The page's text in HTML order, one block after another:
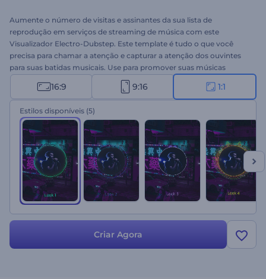
Aumente o número de visitas e assinantes da sua lista de
reprodução em serviços de streaming de música com este
Visualizador Electro-Dubstep. Este template é tudo o que você
precisa para chamar a atenção e capturar a atenção dos ouvintes
para suas batidas musicais. Use para promover suas músicas
electro, hip-hop e dance nas melhores plataformas de música
digital. Ideal para uma ampla variedade de projetos, incluindo
singles, novos álbuns, promoções de músicas e muito mais.
Experimente agora!
16:9 9:16 1:1
Estilos disponíveis (5)
Criar Agora